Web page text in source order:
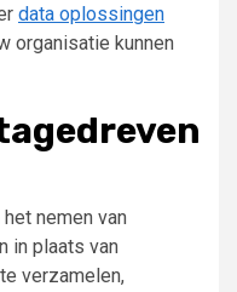
data oplossingen
organisatie kunnen
nemen van
in plaats van
verzamelen,